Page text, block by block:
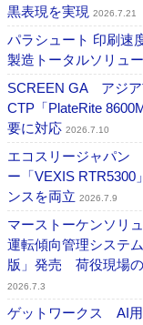
黒表現を実現 2026.7.21
パラシュート 印刷速
製造トータルソリュ
SCREEN GA アジア
CTP「PlateRite
要に対応 2026.7.10
エコスリージャパン
ー「VEXIS
ンスを両立 2026.7.9
マーストーケンソリ
運転傾向管理システ
版」発売 荷役現場
2026.7.3
ゲットワークス AI用